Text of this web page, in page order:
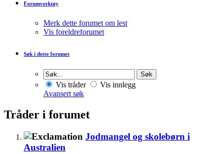
Forumverktøy
Merk dette forumet om lest
Vis foreldreforumet
Søk i dette forumet
Vis tråder
Vis innlegg
Avansert søk
Tråder i forumet
Jodmangel og skolebørn i
Australien